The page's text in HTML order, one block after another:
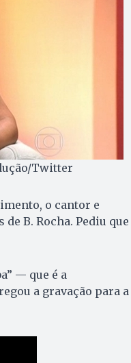
Twitter
o cantor e
B. Rocha. Pediu que
— que é a
a gravação para a